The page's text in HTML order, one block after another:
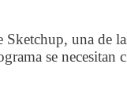
una de
se necesitan